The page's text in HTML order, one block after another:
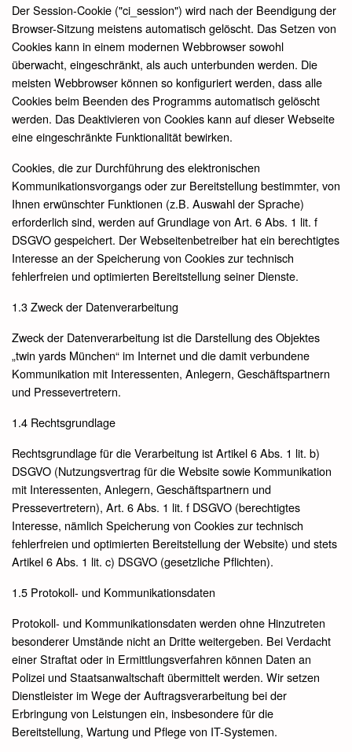
Der Session-Cookie ("ci_session") wird nach der Beendigung der
Browser-Sitzung meistens automatisch gelöscht. Das Setzen von
Cookies kann in einem modernen Webbrowser sowohl
überwacht, eingeschränkt, als auch unterbunden werden. Die
meisten Webbrowser können so konfiguriert werden, dass alle
Cookies beim Beenden des Programms automatisch gelöscht
werden. Das Deaktivieren von Cookies kann auf dieser Webseite
eine eingeschränkte Funktionalität bewirken.
Cookies, die zur Durchführung des elektronischen
Kommunikationsvorgangs oder zur Bereitstellung bestimmter, von
Ihnen erwünschter Funktionen (z.B. Auswahl der Sprache)
erforderlich sind, werden auf Grundlage von Art. 6 Abs. 1 lit. f
DSGVO gespeichert. Der Webseitenbetreiber hat ein berechtigtes
Interesse an der Speicherung von Cookies zur technisch
fehlerfreien und optimierten Bereitstellung seiner Dienste.
1.3 Zweck der Datenverarbeitung
Zweck der Datenverarbeitung ist die Darstellung des Objektes
„twin yards München“ im Internet und die damit verbundene
Kommunikation mit Interessenten, Anlegern, Geschäftspartnern
und Pressevertretern.
1.4 Rechtsgrundlage
Rechtsgrundlage für die Verarbeitung ist Artikel 6 Abs. 1 lit. b)
DSGVO (Nutzungsvertrag für die Website sowie Kommunikation
mit Interessenten, Anlegern, Geschäftspartnern und
Pressevertretern), Art. 6 Abs. 1 lit. f DSGVO (berechtigtes
Interesse, nämlich Speicherung von Cookies zur technisch
fehlerfreien und optimierten Bereitstellung der Website) und stets
Artikel 6 Abs. 1 lit. c) DSGVO (gesetzliche Pflichten).
1.5 Protokoll- und Kommunikationsdaten
Protokoll- und Kommunikationsdaten werden ohne Hinzutreten
besonderer Umstände nicht an Dritte weitergeben. Bei Verdacht
einer Straftat oder in Ermittlungsverfahren können Daten an
Polizei und Staatsanwaltschaft übermittelt werden. Wir setzen
Dienstleister im Wege der Auftragsverarbeitung bei der
Erbringung von Leistungen ein, insbesondere für die
Bereitstellung, Wartung und Pflege von IT-Systemen.